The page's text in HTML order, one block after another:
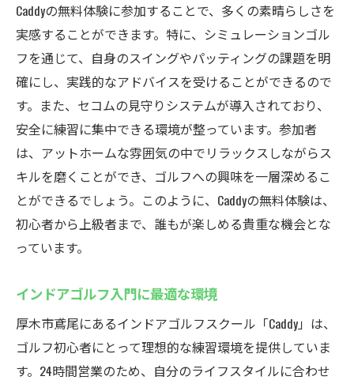
Caddyの無料体験に参加することで、多くの素晴らしさを
実感することができます。特に、シミュレーションゴル
フを通じて、自身のスイングやパッティングの課題を明
確にし、実践的なアドバイスを受けることができるので
す。また、セコムの見守りシステムが導入されており、
安全に練習に集中できる環境が整っています。参加者
は、アットホームな雰囲気の中でリラックスしながらス
キルを磨くことができ、ゴルフへの興味を一層深めるこ
とができるでしょう。このように、Caddyの無料体験は、
初心者から上級者まで、誰もが楽しめる貴重な機会とな
っています。
インドアゴルフ入門に最適な環境
厚木市鳶尾にあるインドアゴルフスクール「Caddy」は、
ゴルフ初心者にとって理想的な練習環境を提供していま
す。24時間営業のため、自分のライフスタイルに合わせ